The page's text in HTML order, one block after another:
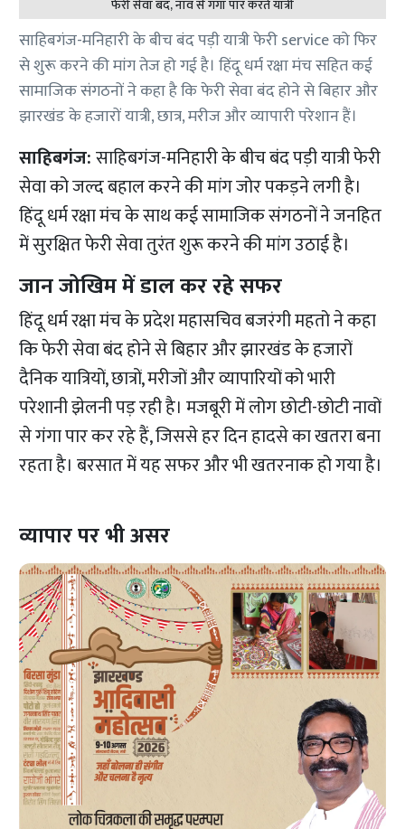
फेरी सेवा बंद, नाव से गंगा पार करते यात्री
साहिबगंज-मनिहारी के बीच बंद पड़ी यात्री फेरी service को फिर
से शुरू करने की मांग तेज हो गई है। हिंदू धर्म रक्षा मंच सहित कई
सामाजिक संगठनों ने कहा है कि फेरी सेवा बंद होने से बिहार और
झारखंड के हजारों यात्री, छात्र, मरीज और व्यापारी परेशान हैं।
साहिबगंज:साहिबगंज-मनिहारी के बीच बंद पड़ी यात्री फेरी
सेवा को जल्द बहाल करने की मांग जोर पकड़ने लगी है।
हिंदू धर्म रक्षा मंच के साथ कई सामाजिक संगठनों ने जनहित
में सुरक्षित फेरी सेवा तुरंत शुरू करने की मांग उठाई है।
जान जोखिम में डाल कर रहे सफर
हिंदू धर्म रक्षा मंच के प्रदेश महासचिव बजरंगी महतो ने कहा
कि फेरी सेवा बंद होने से बिहार और झारखंड के हजारों
दैनिक यात्रियों, छात्रों, मरीजों और व्यापारियों को भारी
परेशानी झेलनी पड़ रही है। मजबूरी में लोग छोटी-छोटी नावों
से गंगा पार कर रहे हैं, जिससे हर दिन हादसे का खतरा बना
रहता है। बरसात में यह सफर और भी खतरनाक हो गया है।
व्यापार पर भी असर